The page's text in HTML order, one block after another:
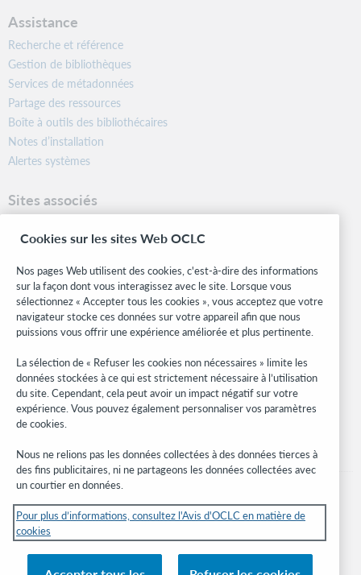
Assistance
Recherche et référence
Gestion de bibliothèques
Services de métadonnées
Partage des ressources
Boîte à outils des bibliothécaires
Notes d’installation
Alertes systèmes
Sites associés
Formats bibliographiques
Research
WebJunction
Réseau des développeurs
Soyez informé
Recevez les dernières nouvelles sur les produits et services, des
études, des événements, et plus.
© 2026 OCLC
Cookies sur les sites Web OCLC
Nos pages Web utilisent des cookies, c'est-à-dire des informations
sur la façon dont vous interagissez avec le site. Lorsque vous
sélectionnez « Accepter tous les cookies », vous acceptez que votre
navigateur stocke ces données sur votre appareil afin que nous
puissions vous offrir une expérience améliorée et plus pertinente.
La sélection de « Refuser les cookies non nécessaires » limite les
données stockées à ce qui est strictement nécessaire à l’utilisation
du site. Cependant, cela peut avoir un impact négatif sur votre
expérience. Vous pouvez également personnaliser vos paramètres
de cookies.
Nous ne relions pas les données collectées à des données tierces à
des fins publicitaires, ni ne partageons les données collectées avec
un courtier en données.
Pour plus d’informations, consultez l'Avis d'OCLC en matière de
cookies